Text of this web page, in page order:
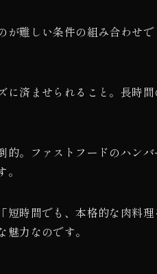
が難しい条件の組み合わせで
に済ませられること。長時間
的。ファストフードのハンバ
短時間でも、本格的な肉料理
力なのです。